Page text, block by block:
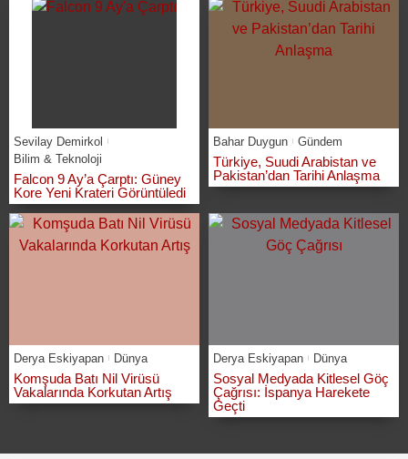
Sevilay Demirkol
Bilim & Teknoloji
Falcon 9 Ay’a Çarptı: Güney
Kore Yeni Krateri Görüntüledi
Bahar Duygun Gündem
Türkiye, Suudi Arabistan ve
Pakistan’dan Tarihi Anlaşma
Derya Eskiyapan Dünya
Komşuda Batı Nil Virüsü
Vakalarında Korkutan Artış
Derya Eskiyapan Dünya
Sosyal Medyada Kitlesel Göç
Çağrısı: İspanya Harekete
Geçti